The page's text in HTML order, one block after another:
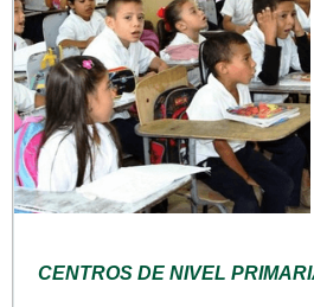
CENTROS DE NIVEL